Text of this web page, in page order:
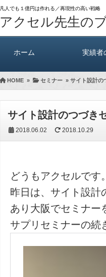
凡人でも１億円は作れる／再現性の高い戦略
アクセル先生の
ホーム 実績者
HOME » セミナー » サイト設計の
サイト設計のつづき
2018.06.02 2018.10.29
どうもアクセルです。
昨日は、サイト設計
あり大阪でセミナー
サプリセミナーの続